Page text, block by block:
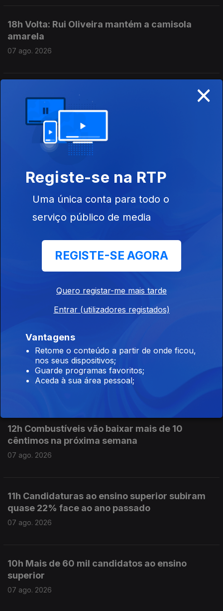
18h Volta: Rui Oliveira mantém a camisola
amarela
07 ago. 2026
17h Prestação Social Única promulgada com
aviso do Presidente
07 ago. 2026
reapreciações dos exames
07 ago. 2026
os resultados das reapreciações
14h IL considera que Luís Neves não tem
condições para continuar no cargo
13h Livre pede a Montenegro que se pronuncie
sobre auditoria aos mandatos de Luís Neves
12h Combustíveis vão baixar mais de 10
cêntimos na próxima semana
07 ago. 2026
11h Candidaturas ao ensino superior subiram
quase 22% face ao ano passado
07 ago. 2026
10h Mais de 60 mil candidatos ao ensino
superior
07 ago. 2026
×
Registe-se na RTP
Uma única conta para todo o
serviço público de media
REGISTE-SE AGORA
Quero registar-me mais tarde
Entrar (utilizadores registados)
Vantagens
Retome o conteúdo a partir de onde ficou,
nos seus dispositivos;
Guarde programas favoritos;
Aceda à sua área pessoal;